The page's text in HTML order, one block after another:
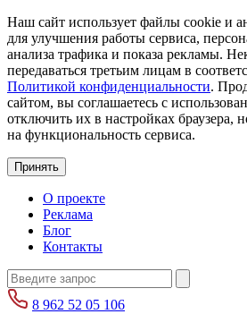
Наш сайт использует файлы cookie и
для улучшения работы сервиса,
анализа трафика и показа рекламы.
передаваться третьим лицам в
Политикой конфиденциальности.
сайтом, вы соглашаетесь с
отключить их в настройках браузера,
на функциональность сервиса.
Принять
О проекте
Реклама
Блог
Контакты
8 962 52 05 106